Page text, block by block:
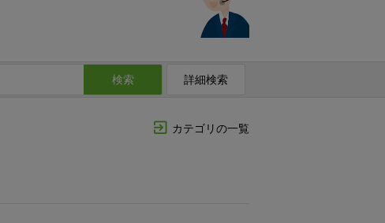
検索 詳細検索
カテゴリの一覧